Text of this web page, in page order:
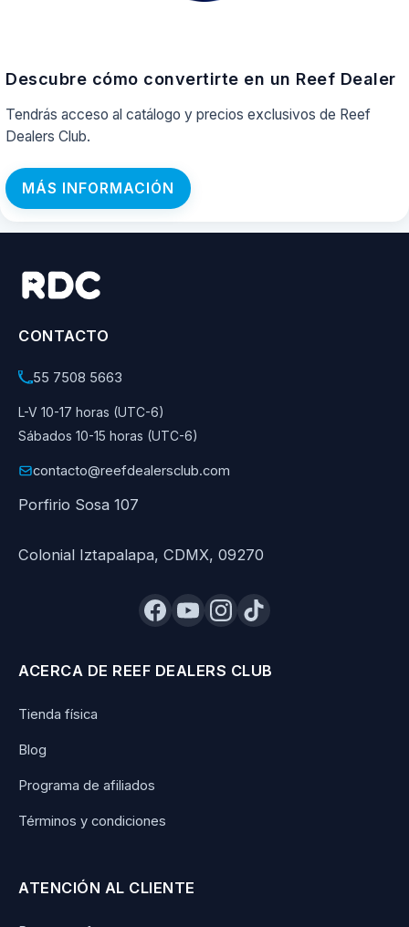
Descubre cómo convertirte en un Reef Dealer
Tendrás acceso al catálogo y precios exclusivos de Reef
Dealers Club.
MÁS INFORMACIÓN
CONTACTO
55 7508 5663
L-V 10-17 horas (UTC-6)
Sábados 10-15 horas (UTC-6)
contacto@reefdealersclub.com
Porfirio Sosa 107
Colonial Iztapalapa, CDMX, 09270
ACERCA DE REEF DEALERS CLUB
Tienda física
Blog
Programa de afiliados
Términos y condiciones
ATENCIÓN AL CLIENTE